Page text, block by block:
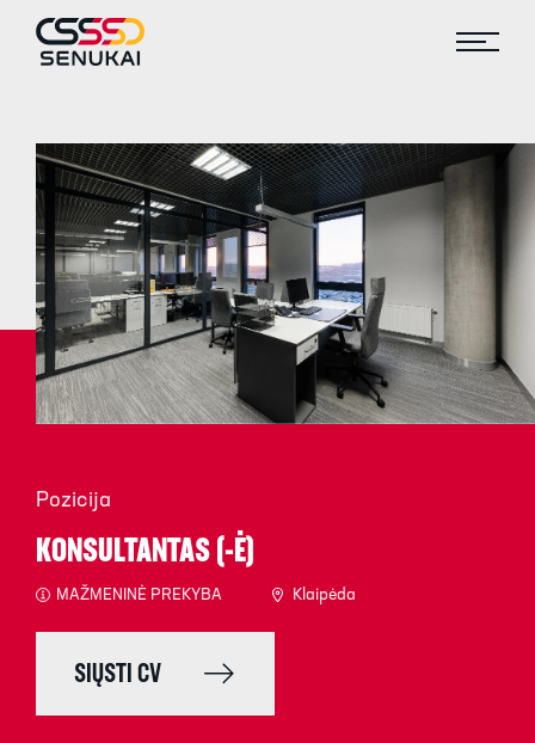
Pozicija
KONSULTANTAS (-Ė)
MAŽMENINĖ PREKYBA Klaipėda
SIŲSTI CV